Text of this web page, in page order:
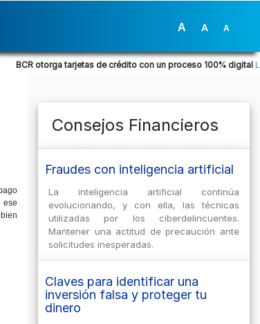
A A A
BCR otorga tarjetas de crédito con un proceso 100% digitalLeer
ese
Consejos Financieros
Fraudes con inteligencia artificial
La inteligencia artificial continúa
evolucionando, y con ella, las técnicas
utilizadas por los ciberdelincuentes.
Mantener una actitud de precaución ante
solicitudes inesperadas.
Claves para identificar una
inversión falsa y proteger tu
dinero